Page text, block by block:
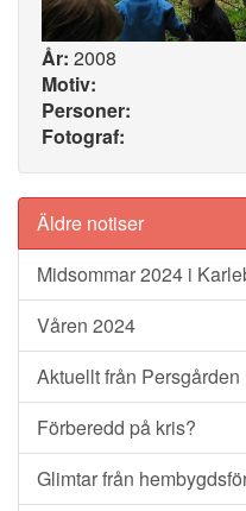
År: 2008
Motiv:
Personer:
Fotograf:
Äldre notiser
Midsommar 2024 i
Våren 2024
Aktuellt från Persgården
Förberedd på kris?
Glimtar från